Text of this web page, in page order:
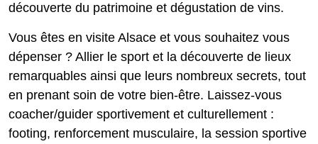
découverte du patrimoine et dégustation de vins.
Vous êtes en visite Alsace et vous souhaitez vous
dépenser ? Allier le sport et la découverte de lieux
remarquables ainsi que leurs nombreux secrets, tout
en prenant soin de votre bien-être. Laissez-vous
coacher/guider sportivement et culturellement :
footing, renforcement musculaire, la session sportive